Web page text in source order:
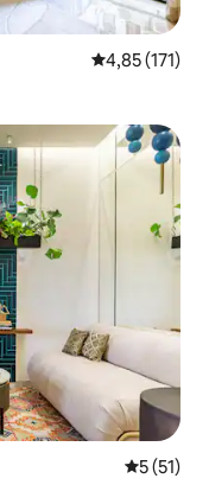
Priemerné
4,85 (171)
5 (51)